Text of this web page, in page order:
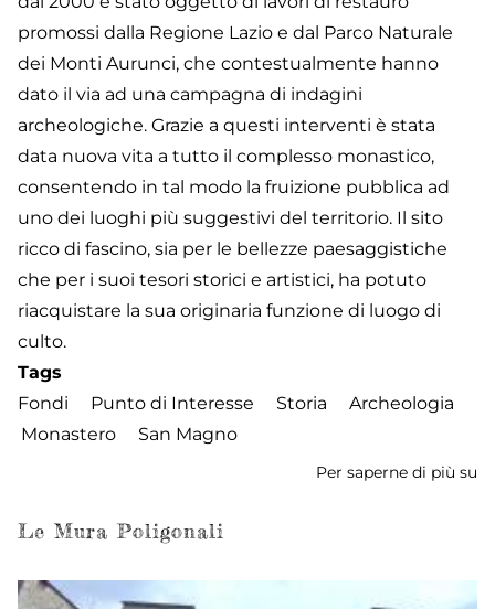
promossi dalla Regione Lazio e dal Parco Naturale
dei Monti Aurunci, che contestualmente hanno
dato il via ad una campagna di indagini
archeologiche. Grazie a questi interventi è stata
data nuova vita a tutto il complesso monastico,
consentendo in tal modo la fruizione pubblica ad
uno dei luoghi più suggestivi del territorio. Il sito
ricco di fascino, sia per le bellezze paesaggistiche
che per i suoi tesori storici e artistici, ha potuto
riacquistare la sua originaria funzione di luogo di
culto.
Tags
Fondi
Punto di Interesse Storia
Archeologia
Monastero
San Magno
Per saperne di più su
Le Mura Poligonali